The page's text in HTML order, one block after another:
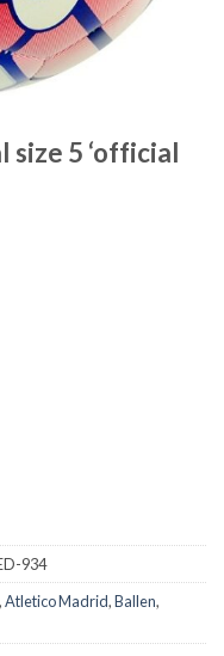
5 ‘official
934
,Atletico Madrid,Ballen,